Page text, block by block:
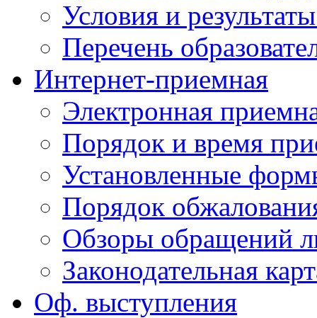
Условия и
Перечень
Интернет-приемная
Электронная
Порядок и время
Установленные
Порядок
Обзоры обращений
Законодательная
Оф. выступления